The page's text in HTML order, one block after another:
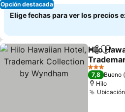
Opción destacada
Elige fechas para ver los precios
Compartir
Hilo
3 Estrellas
7,8 Bueno
Hilo